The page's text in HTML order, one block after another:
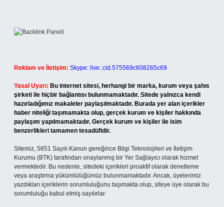
Reklam ve İletişim: Skype: live:.cid.575569c608265c69
Yasal Uyarı: Bu internet sitesi, herhangi bir marka, kurum veya şahıs
şirketi ile hiçbir bağlantısı bulunmamaktadır. Sitede yalnızca kendi
hazırladığımız makaleler paylaşılmaktadır. Burada yer alan içerikler
haber niteliği taşımamakta olup, gerçek kurum ve kişiler hakkında
paylaşım yapılmamaktadır. Gerçek kurum ve kişiler ile isim
benzerlikleri tamamen tesadüfidir.
Sitemiz, 5651 Sayılı Kanun gereğince Bilgi Teknolojileri ve İletişim
Kurumu (BTK) tarafından onaylanmış bir Yer Sağlayıcı olarak hizmet
vermektedir. Bu nedenle, sitedeki içerikleri proaktif olarak denetleme
veya araştırma yükümlülüğümüz bulunmamaktadır. Ancak, üyelerimiz
yazdıkları içeriklerin sorumluluğunu taşımakta olup, siteye üye olarak bu
sorumluluğu kabul etmiş sayılırlar.